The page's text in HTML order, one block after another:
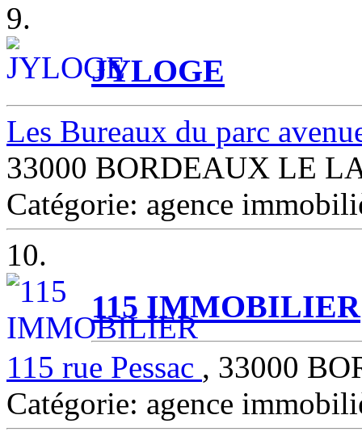
9.
JYLOGE
Les Bureaux du parc
33000 BORDEAUX LE
Catégorie: agence
10.
115 IMMOBILIER
115 rue Pessac , 33000
Catégorie: agence